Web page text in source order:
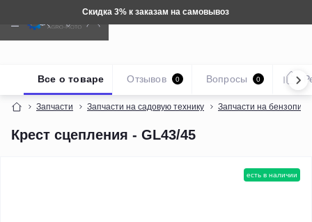
Техника: Бесплатная доставка
Запчасти Запчасти на садовую технику Запчасти на
Крест сцепления - GL43/45
Все о товаре Отзывов 0 Вопросы 0
есть в наличии